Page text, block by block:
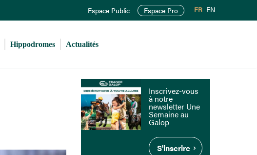
Espace Public Espace Pro FR EN
Hippodromes Actualités
Inscrivez-vous
à notre
newsletter Une
Semaine au
Galop
S'inscrire